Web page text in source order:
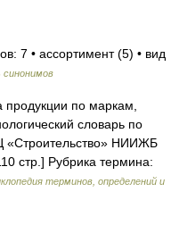
7 • ассортимент (5) • вид
синонимов
продукции по маркам,
словарь по
«Строительство» НИИЖБ
стр.] Рубрика термина:
терминов, определений и